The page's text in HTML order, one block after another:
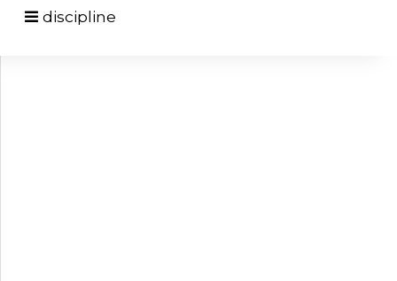
discipline